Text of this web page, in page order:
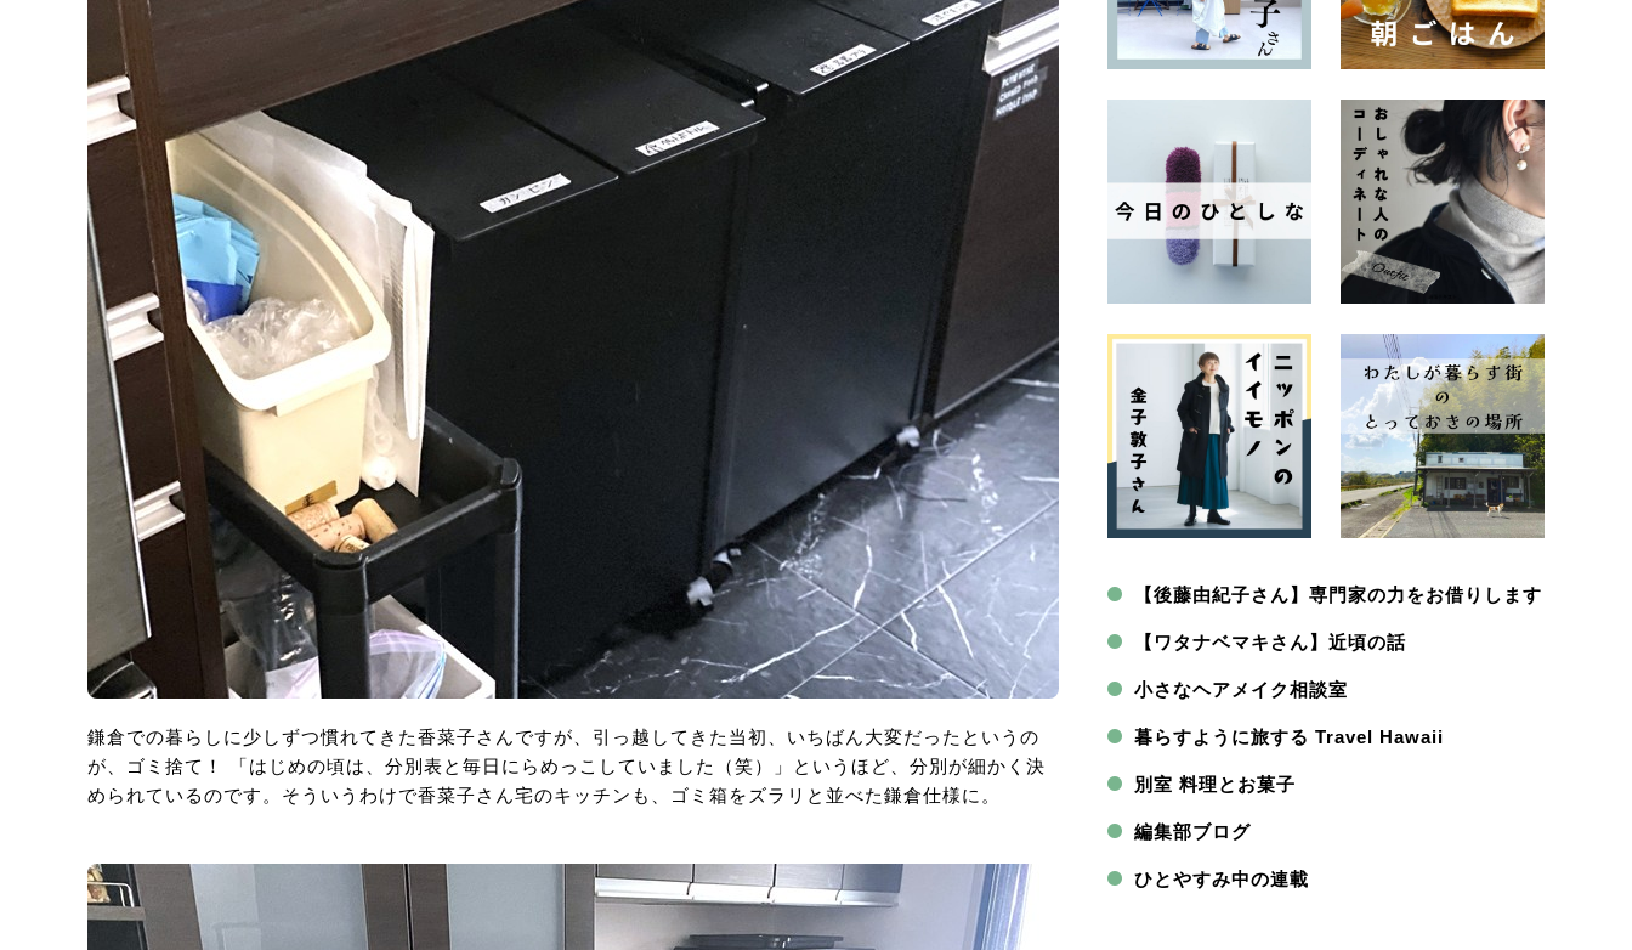
鎌倉での暮らしに少しずつ慣れてきた香菜子さんですが、引っ越してきた当初、いちばん大変だったというの
が、ゴミ捨て！ 「はじめの頃は、分別表と毎日にらめっこしていました（笑）」というほど、分別が細かく決
められているのです。そういうわけで香菜子さん宅のキッチンも、ゴミ箱をズラリと並べた鎌倉仕様に。
【後藤由紀子さん】専門家の力をお借りします
【ワタナベマキさん】近頃の話
小さなヘアメイク相談室
暮らすように旅する Travel Hawaii
別室 料理とお菓子
編集部ブログ
ひとやすみ中の連載